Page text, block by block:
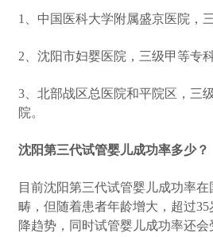
1、中国医科大学附属盛京医院，
2、沈阳市妇婴医院，三级甲等专科
3、北部战区总医院和平院区，三
院。
沈阳第三代试管婴儿成功率多少？
目前沈阳第三代试管婴儿成功率
畴，但随着患者年龄增大，超过
降趋势，同时试管婴儿成功率还